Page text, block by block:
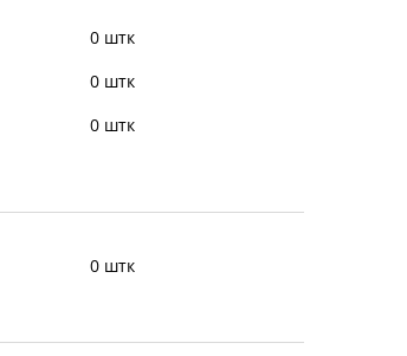
0 штк
0 штк
0 штк
0 штк